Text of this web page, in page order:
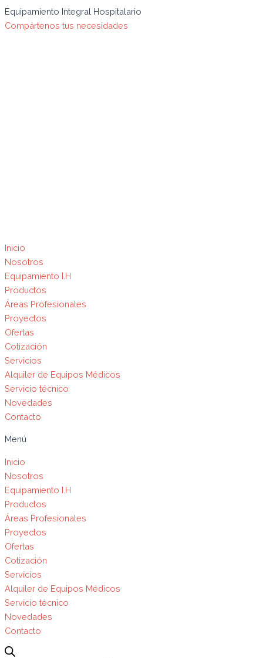
Ir
al
Equipamiento Integral Hospitalario
Compártenos tus necesidades
Inicio
Nosotros
Equipamiento I.H
Productos
Áreas Profesionales
Proyectos
Ofertas
Cotización
Servicios
Alquiler de Equipos Médicos
Servicio técnico
Novedades
Contacto
Menú
Inicio
Nosotros
Equipamiento I.H
Productos
Áreas Profesionales
Proyectos
Ofertas
Cotización
Servicios
Alquiler de Equipos Médicos
Servicio técnico
Novedades
Contacto
Búsqueda
de
Esterilizador